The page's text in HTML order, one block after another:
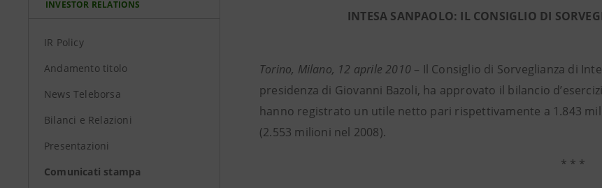
INVESTOR RELATIONS
IR Policy
Andamento titolo
News Teleborsa
Bilanci e Relazioni
Presentazioni
Comunicati stampa
INTESA SANPAOLO: IL CONSIGLIO DI
Torino, Milano, 12 aprile 2010 – Il Consiglio di Sorveglianza di
presidenza di Giovanni Bazoli, ha approvato il bilancio
hanno registrato un utile netto pari rispettivamente a 1.843
(2.553 milioni nel 2008).
* * *